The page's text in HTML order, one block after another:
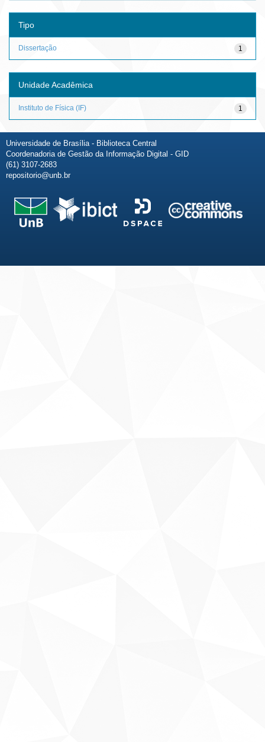
Tipo
1
Dissertação
Unidade Acadêmica
1
Instituto de Física (IF)
Universidade de Brasília - Biblioteca Central
Coordenadoria de Gestão da Informação Digital - GID
(61) 3107-2683
repositorio@unb.br